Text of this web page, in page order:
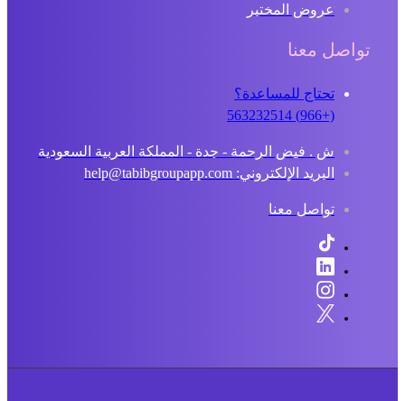
عروض المختبر
تواصل معنا
تحتاج للمساعدة؟
ش . فيض الرحمة - جدة - المملكة العربية السعودية
البريد الإلكتروني: help@tabibgroupapp.com
تواصل معنا